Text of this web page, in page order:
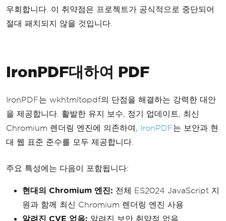
우회합니다. 이 취약점은 프로젝트가 공식적으로 중단되어
절대 패치되지 않을 것입니다.
IronPDF대하여 PDF
IronPDF는 wkhtmltopdf의 단점을 해결하는 강력한 대안
을 제공합니다. 활발한 유지 보수, 정기 업데이트, 최신
Chromium 렌더링 엔진에 의존하여, IronPDF는 보안과 현
대 웹 표준 준수를 모두 제공합니다.
주요 특성에는 다음이 포함됩니다:
현대의 Chromium 엔진: 전체 ES2024 JavaScript 지
원과 함께 최신 Chromium 렌더링 엔진 사용
알려진 CVE 없음: 알려진 보안 취약점 없음